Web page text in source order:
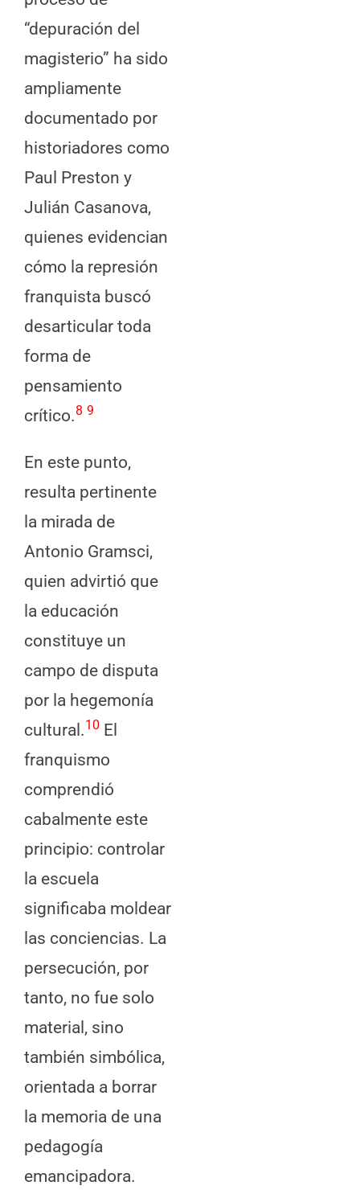
“depuración del
magisterio” ha sido
ampliamente
documentado por
historiadores como
Paul Preston y
Julián Casanova,
quienes evidencian
cómo la represión
franquista buscó
desarticular toda
forma de
pensamiento
crítico.8 9
En este punto,
resulta pertinente
la mirada de
Antonio Gramsci,
quien advirtió que
la educación
constituye un
campo de disputa
por la hegemonía
cultural.10 El
franquismo
comprendió
cabalmente este
principio: controlar
la escuela
significaba moldear
las conciencias. La
persecución, por
tanto, no fue solo
material, sino
también simbólica,
orientada a borrar
la memoria de una
pedagogía
emancipadora.